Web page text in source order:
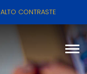
ALTO CONTRASTE